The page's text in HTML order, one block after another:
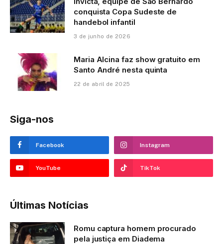
conquista Copa Sudeste de
handebol infantil
3 de junho de 2026
Maria Alcina faz show gratuito em
Santo André nesta quinta
22 de abril de 2025
Siga-nos
Facebook Instagram
YouTube TikTok
Últimas Notícias
Romu captura homem procurado
pela justiça em Diadema